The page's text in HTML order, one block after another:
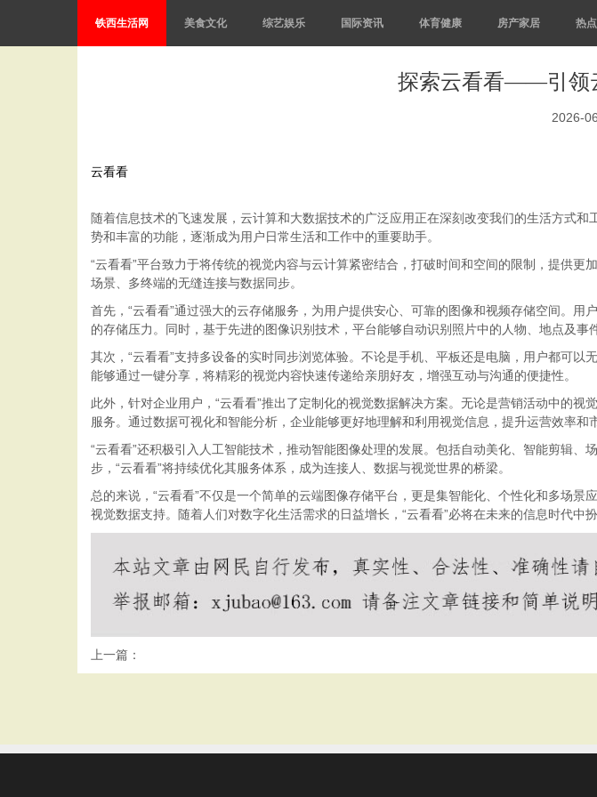
铁西生活网 美食文化 综艺娱乐 国际资讯 体育健康 房产家居 热
探索云看看——引领
2026-
云看看
随着信息技术的飞速发展，云计算和大数据技术的广泛应用正在深刻改变我们的生活方式
势和丰富的功能，逐渐成为用户日常生活和工作中的重要助手。
“云看看”平台致力于将传统的视觉内容与云计算紧密结合，打破时间和空间的限制，提供
场景、多终端的无缝连接与数据同步。
首先，“云看看”通过强大的云存储服务，为用户提供安心、可靠的图像和视频存储空间。
的存储压力。同时，基于先进的图像识别技术，平台能够自动识别照片中的人物、地点及事
其次，“云看看”支持多设备的实时同步浏览体验。不论是手机、平板还是电脑，用户都可
能够通过一键分享，将精彩的视觉内容快速传递给亲朋好友，增强互动与沟通的便捷性。
此外，针对企业用户，“云看看”推出了定制化的视觉数据解决方案。无论是营销活动中的
服务。通过数据可视化和智能分析，企业能够更好地理解和利用视觉信息，提升运营效率和
“云看看”还积极引入人工智能技术，推动智能图像处理的发展。包括自动美化、智能剪辑
步，“云看看”将持续优化其服务体系，成为连接人、数据与视觉世界的桥梁。
总的来说，“云看看”不仅是一个简单的云端图像存储平台，更是集智能化、个性化和多场
视觉数据支持。随着人们对数字化生活需求的日益增长，“云看看”必将在未来的信息时代中
上一篇：